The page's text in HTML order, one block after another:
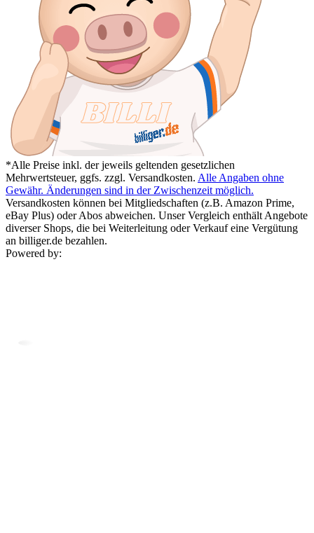
*Alle Preise inkl. der jeweils geltenden gesetzlichen
Mehrwertsteuer, ggfs. zzgl. Versandkosten. Alle Angaben ohne
Gewähr. Änderungen sind in der Zwischenzeit möglich.
Versandkosten können bei Mitgliedschaften (z.B. Amazon Prime,
eBay Plus) oder Abos abweichen. Unser Vergleich enthält Angebote
diverser Shops, die bei Weiterleitung oder Verkauf eine Vergütung
an billiger.de bezahlen.
Powered by: